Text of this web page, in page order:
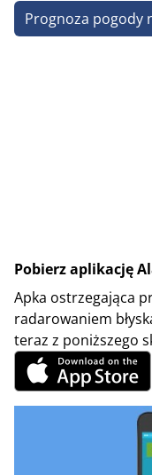
Prognoza pogody
Pobierz aplikację
Apka ostrzegająca
radarowaniem
teraz z poniższego